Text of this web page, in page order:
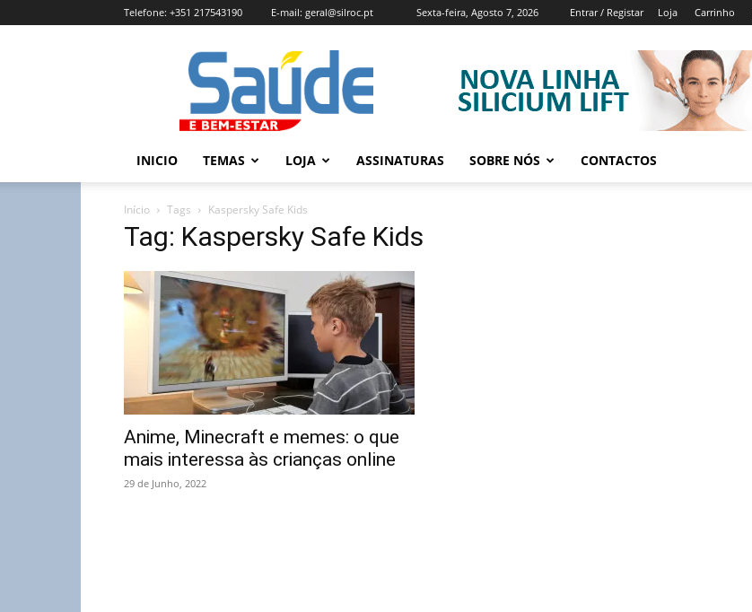
Sexta-feira, Agosto 7, 2026 Entrar / Registar Loja Carrinho
Telefone: +351 217543190 E-mail: geral@silroc.pt
Revista
Saúde
e
Bem
Estar
Edição
INICIO TEMAS LOJA ASSINATURAS SOBRE NÓS CONTACTOS
Início Tags Kaspersky Safe Kids
Tag: Kaspersky Safe Kids
Anime, Minecraft e memes: o que
mais interessa às crianças online
29 de Junho, 2022